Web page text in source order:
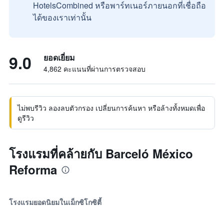
HotelsCombined หรือพาร์ทเนอร์ภายนอกที่เชื่อถือ
ได้ของเราเท่านั้น
9.0 ยอดเยี่ยม
4,862 คะแนนที่ผ่านการตรวจสอบ
ไม่พบรีวิว ลองลบตัวกรอง เปลี่ยนการค้นหา หรือล้างทั้งหมดเพื่อ
ดูรีวิว
โรงแรมที่คล้ายกับ Barceló México
Reforma
โรงแรมยอดนิยมในเม็กซิโกซิตี้